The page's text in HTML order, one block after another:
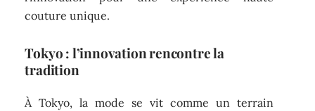
couture unique.
Tokyo : l’innovation rencontre la
tradition
À Tokyo, la mode se vit comme un terrain